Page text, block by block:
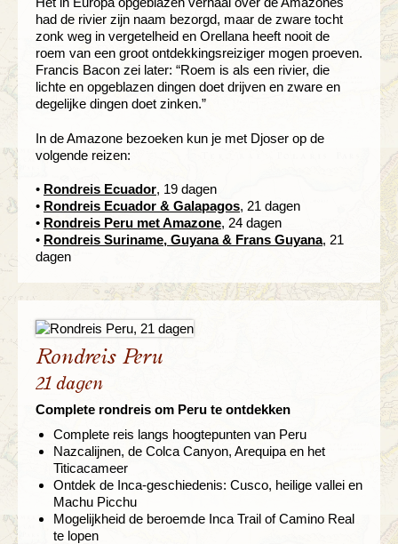
had de rivier zijn naam bezorgd, maar de zware tocht
zonk weg in vergetelheid en Orellana heeft nooit de
roem van een groot ontdekkingsreiziger mogen proeven.
Francis Bacon zei later: “Roem is als een rivier, die
lichte en opgeblazen dingen doet drijven en zware en
degelijke dingen doet zinken.”
In de Amazone bezoeken kun je met Djoser op de
volgende reizen:
• Rondreis Ecuador, 19 dagen
• Rondreis Ecuador & Galapagos, 21 dagen
• Rondreis Peru met Amazone, 24 dagen
• Rondreis Suriname, Guyana & Frans Guyana, 21
dagen
Rondreis Peru
21 dagen
Complete rondreis om Peru te ontdekken
Complete reis langs hoogtepunten van Peru
Nazcalijnen, de Colca Canyon, Arequipa en het
Titicacameer
Ontdek de Inca-geschiedenis: Cusco, heilige vallei en
Machu Picchu
Mogelijkheid de beroemde Inca Trail of Camino Real
te lopen